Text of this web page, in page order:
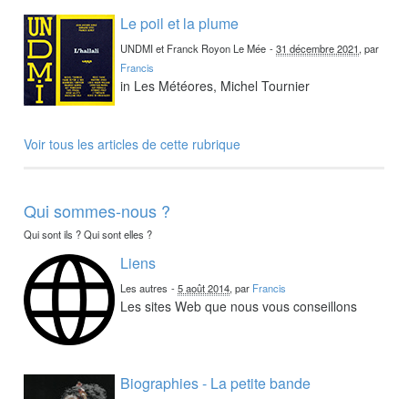
Le poil et la plume
UNDMI et Franck Royon Le Mée -31 décembre 2021, par
Francis
in Les Météores, Michel Tournier
Voir tous les articles de cette rubrique
Qui sommes-nous ?
Qui sont ils ? Qui sont elles ?
Liens
Les autres -5 août 2014, par Francis
Les sites Web que nous vous conseillons
Biographies - La petite bande